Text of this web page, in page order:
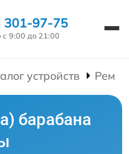
301-97-75
с 9:00 до 21:00
устройств
барабана